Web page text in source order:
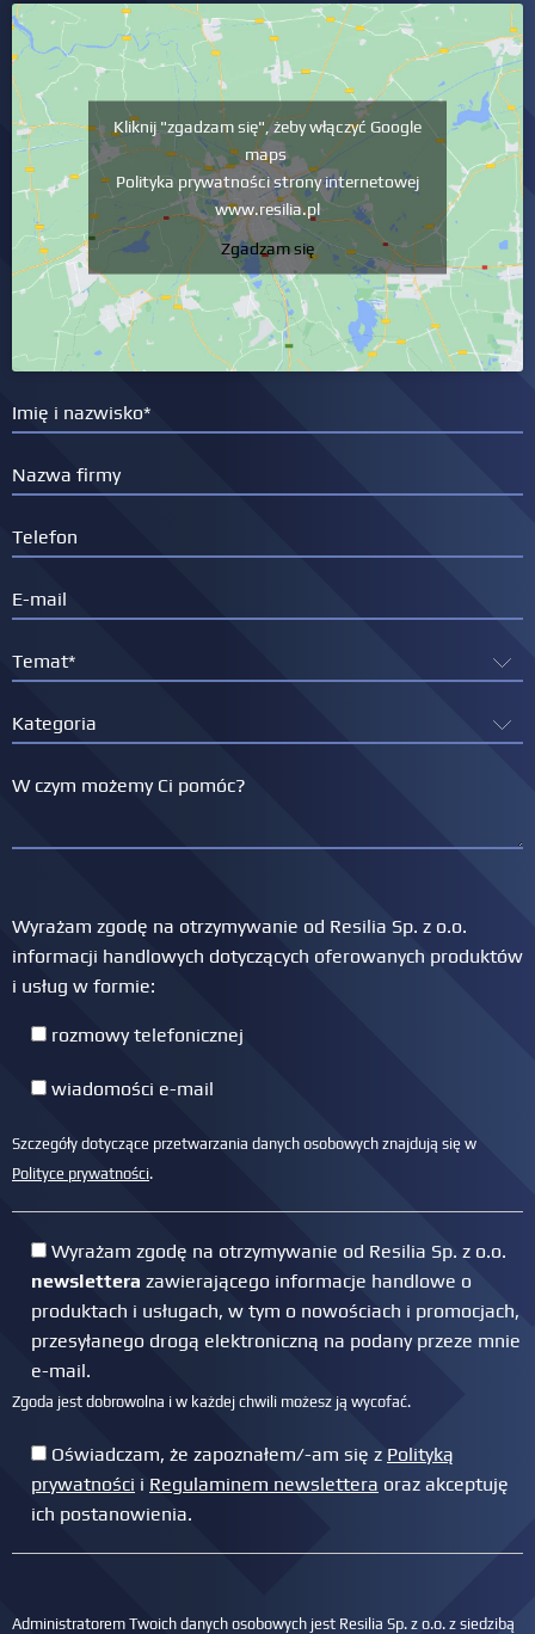
Podpisanie kodeksu etycznego PECB
Kliknij "zgadzam się", żeby włączyć Google
maps
Polityka prywatności strony internetowej
www.resilia.pl
Zgadzam się
Wyrażam zgodę na otrzymywanie od Resilia Sp. z o.o.
informacji handlowych dotyczących oferowanych produktów
i usług w formie:
rozmowy telefonicznej
wiadomości e-mail
Szczegóły dotyczące przetwarzania danych osobowych znajdują się w
Polityce prywatności.
Wyrażam zgodę na otrzymywanie od Resilia Sp. z o.o.
newslettera zawierającego informacje handlowe o
produktach i usługach, w tym o nowościach i promocjach,
przesyłanego drogą elektroniczną na podany przeze mnie
e-mail.
Zgoda jest dobrowolna i w każdej chwili możesz ją wycofać.
Oświadczam, że zapoznałem/-am się z Polityką
prywatności i Regulaminem newslettera oraz akceptuję
ich postanowienia.
Administratorem Twoich danych osobowych jest Resilia Sp. z o.o. z siedzibą